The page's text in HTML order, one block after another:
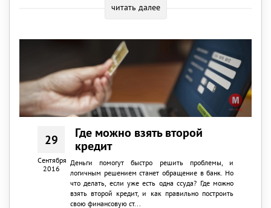
читать далее
29
Сентября
2016
Где можно взять второй
кредит
Деньги помогут быстро решить проблемы, и
логичным решением станет обращение в банк. Но
что делать, если уже есть одна ссуда? Где можно
взять второй кредит, и как правильно построить
свою финансовую ст...